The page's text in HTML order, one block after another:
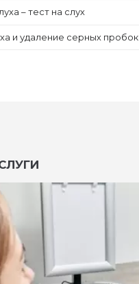
– тест на слух
и удаление серных пробок